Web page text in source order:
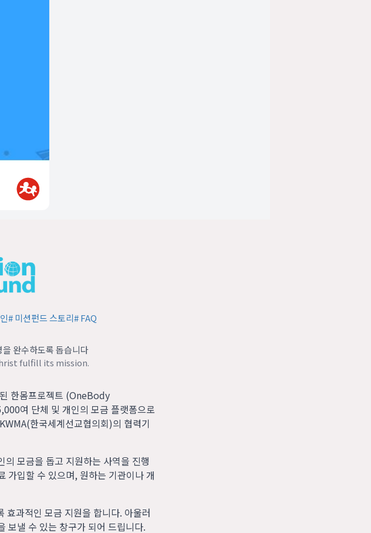
#미션펀드 스토리#FAQ
완수하도록 돕습니다
fulfill its mission.
한몸프로젝트 (OneBody
여 단체 및 개인의 모금 플랫폼으로
한국세계선교협의회)의 협력기
모금을 돕고 지원하는 사역을 진행
가입할 수 있으며, 원하는 기관이나 개
효과적인 모금 지원을 합니다. 아울러
보낼 수 있는 창구가 되어 드립니다.